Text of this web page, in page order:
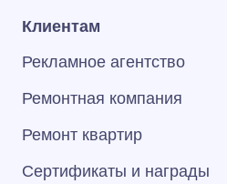
Клиентам
Рекламное агентство
Ремонтная компания
Ремонт квартир
Сертификаты и награды